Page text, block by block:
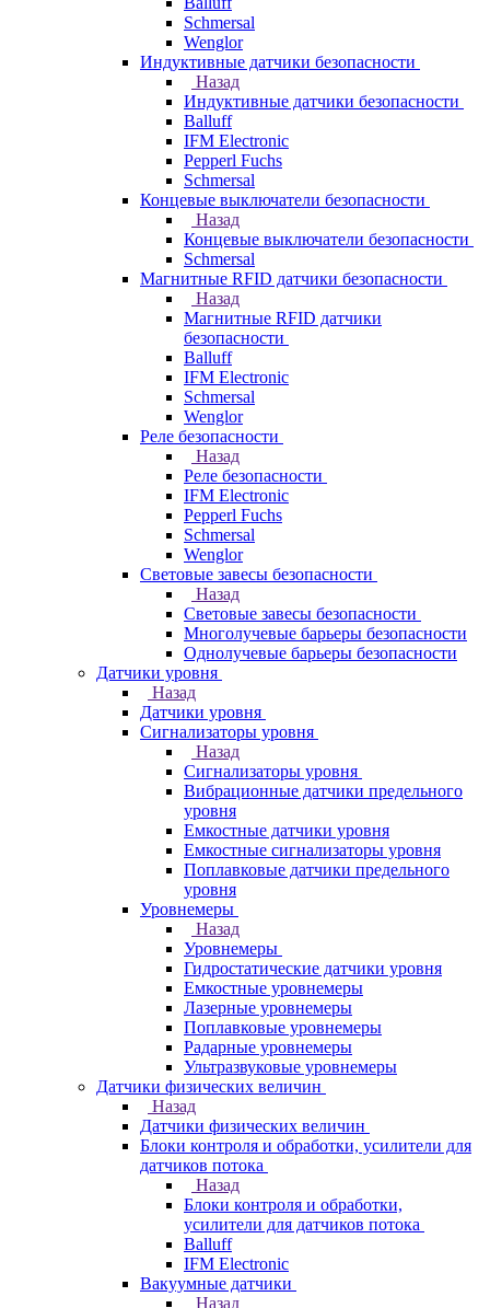
Schmersal
Wenglor
Индуктивные датчики безопасности
Назад
Индуктивные датчики безопасности
Balluff
IFM Electronic
Pepperl Fuchs
Schmersal
Концевые выключатели безопасности
Назад
Концевые выключатели безопасности
Schmersal
Магнитные RFID датчики безопасности
Назад
Магнитные RFID датчики
безопасности
Balluff
IFM Electronic
Schmersal
Wenglor
Реле безопасности
Назад
Реле безопасности
IFM Electronic
Pepperl Fuchs
Schmersal
Wenglor
Световые завесы безопасности
Назад
Световые завесы безопасности
Многолучевые барьеры безопасности
Однолучевые барьеры безопасности
Датчики уровня
Назад
Датчики уровня
Сигнализаторы уровня
Назад
Сигнализаторы уровня
Вибрационные датчики предельного
уровня
Емкостные датчики уровня
Емкостные сигнализаторы уровня
Поплавковые датчики предельного
уровня
Уровнемеры
Назад
Уровнемеры
Гидростатические датчики уровня
Емкостные уровнемеры
Лазерные уровнемеры
Поплавковые уровнемеры
Радарные уровнемеры
Ультразвуковые уровнемеры
Датчики физических величин
Назад
Датчики физических величин
Блоки контроля и обработки, усилители для
датчиков потока
Назад
Блоки контроля и обработки,
усилители для датчиков потока
Balluff
IFM Electronic
Вакуумные датчики
Назад